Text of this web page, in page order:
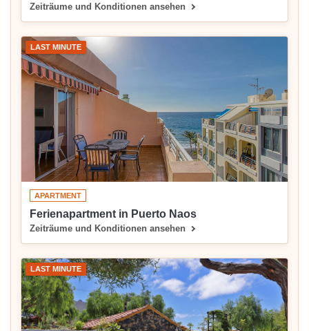
Zeiträume und Konditionen ansehen
LAST MINUTE
APARTMENT
Ferienapartment in Puerto Naos
Zeiträume und Konditionen ansehen
LAST MINUTE